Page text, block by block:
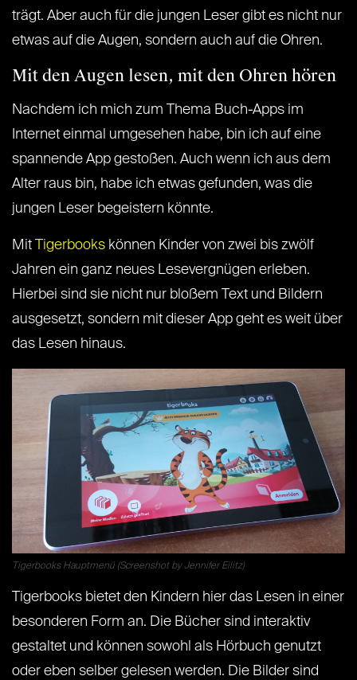
trägt. Aber auch für die jungen Leser gibt es nicht nur
etwas auf die Augen, sondern auch auf die Ohren.
Mit den Augen lesen, mit den Ohren hören
Nachdem ich mich zum Thema Buch-Apps im
Internet einmal umgesehen habe, bin ich auf eine
spannende App gestoßen. Auch wenn ich aus dem
Alter raus bin, habe ich etwas gefunden, was die
jungen Leser begeistern könnte.
Mit Tigerbooks können Kinder von zwei bis zwölf
Jahren ein ganz neues Lesevergnügen erleben.
Hierbei sind sie nicht nur bloßem Text und Bildern
ausgesetzt, sondern mit dieser App geht es weit über
das Lesen hinaus.
Tigerbooks Hauptmenü (Screenshot by Jennifer Eilitz)
Tigerbooks bietet den Kindern hier das Lesen in einer
besonderen Form an. Die Bücher sind interaktiv
gestaltet und können sowohl als Hörbuch genutzt
oder eben selber gelesen werden. Die Bilder sind